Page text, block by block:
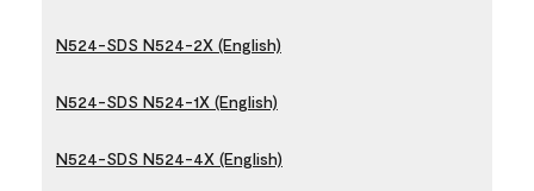
N524-SDS N524-2X (English)
N524-SDS N524-1X (English)
N524-SDS N524-4X (English)